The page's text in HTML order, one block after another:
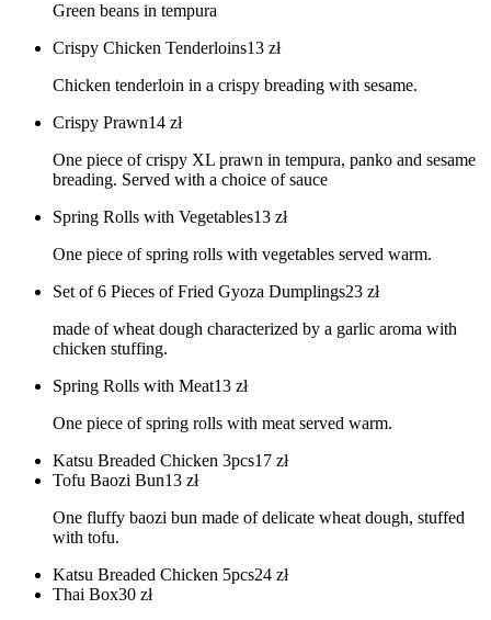
Green beans in tempura
Crispy Chicken Tenderloins13 zł
Chicken tenderloin in a crispy breading with sesame.
Crispy Prawn14 zł
One piece of crispy XL prawn in tempura, panko and sesame
breading. Served with a choice of sauce
Spring Rolls with Vegetables13 zł
One piece of spring rolls with vegetables served warm.
Set of 6 Pieces of Fried Gyoza Dumplings23 zł
made of wheat dough characterized by a garlic aroma with
chicken stuffing.
Spring Rolls with Meat13 zł
One piece of spring rolls with meat served warm.
Katsu Breaded Chicken 3pcs17 zł
Tofu Baozi Bun13 zł
One fluffy baozi bun made of delicate wheat dough, stuffed
with tofu.
Katsu Breaded Chicken 5pcs24 zł
Thai Box30 zł